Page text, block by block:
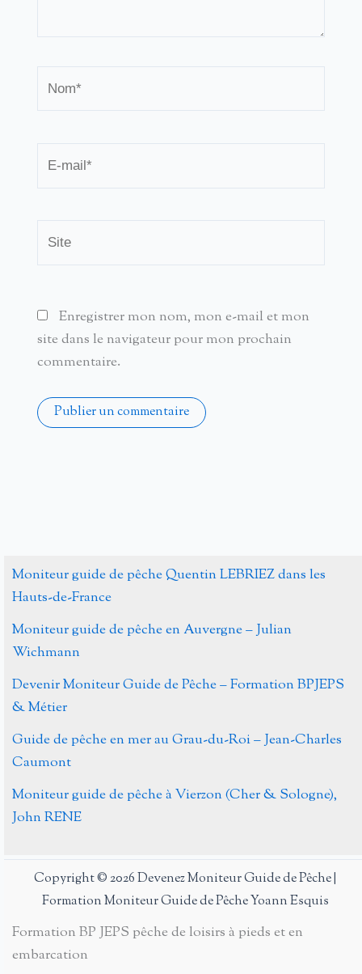
mail*
Enregistrer mon nom, mon e-mail et mon
site dans le navigateur pour mon prochain
commentaire.
Moniteur guide de pêche Quentin LEBRIEZ dans les
Hauts-de-France
Moniteur guide de pêche en Auvergne – Julian
Wichmann
Devenir Moniteur Guide de Pêche – Formation BPJEPS
& Métier
Guide de pêche en mer au Grau-du-Roi – Jean-Charles
Caumont
Moniteur guide de pêche à Vierzon (Cher & Sologne),
John RENE
Copyright © 2026 Devenez Moniteur Guide de Pêche |
Formation Moniteur Guide de Pêche Yoann Esquis
Formation BP JEPS pêche de loisirs à pieds et en
embarcation